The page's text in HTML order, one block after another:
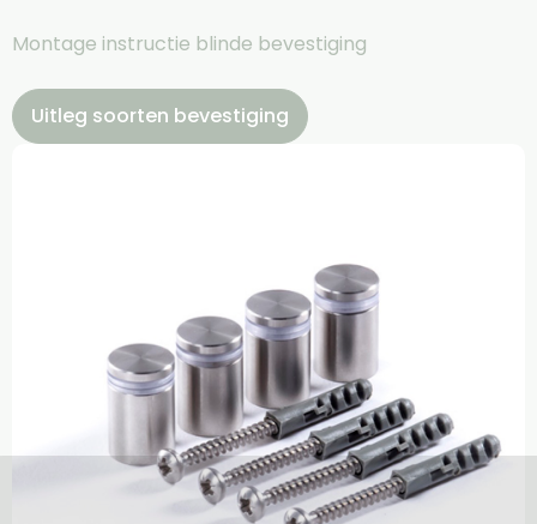
Montage instructie blinde bevestiging
Uitleg soorten bevestiging